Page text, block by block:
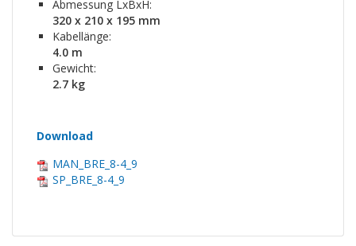
Abmessung LxBxH:
320 x 210 x 195 mm
Kabellänge:
4.0 m
Gewicht:
2.7 kg
Download
MAN_BRE_8-4_9
SP_BRE_8-4_9